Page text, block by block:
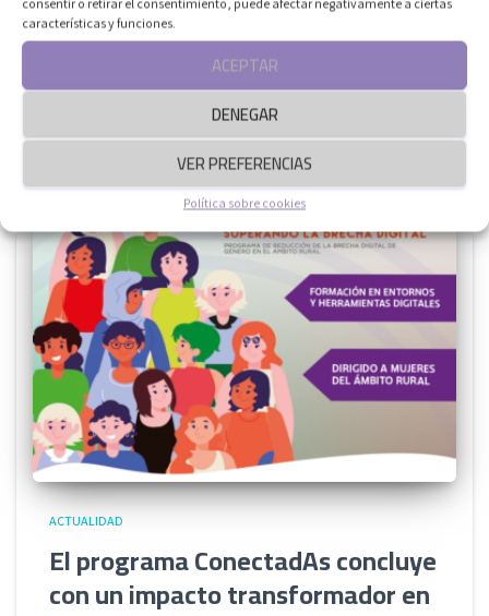
consentir o retirar el consentimiento, puede afectar negativamente a ciertas
características y funciones.
ACEPTAR
DENEGAR
VER PREFERENCIAS
Política sobre cookies
Entradas relacionadas
ACTUALIDAD
El programa ConectadAs concluye
con un impacto transformador en